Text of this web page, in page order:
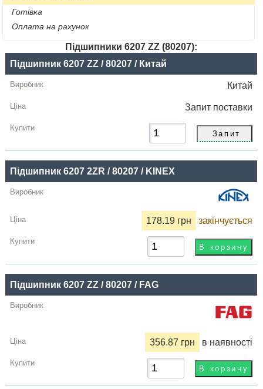
Готівка
Оплата на рахунок
Підшипники 6207 ZZ (80207):
Назва
Виробник
Радіальний
грн
Купити
Підшипник 6207 ZZ / 80207 / Китай
Китай
Запит поставки
Підшипник 6207 2ZR / 80207 / KINEX
178.19 грн закінчується
Підшипник 6207 ZZ / 80207 / FAG
356.87 грн в наявності